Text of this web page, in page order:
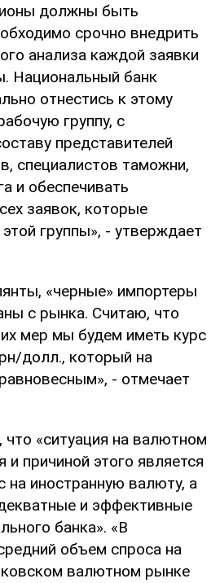
должны быть
срочно внедрить
анализа каждой заявки
Национальный банк
отнестись к этому
группу, с
представителей
специалистов таможни,
и обеспечивать
заявок, которые
группы», - утверждает
«черные» импортеры
с рынка. Считаю, что
мер мы будем иметь курс
долл., который на
- отмечает
«ситуация на валютном
и причиной этого является
на иностранную валюту, а
и эффективные
банка». «В
объем спроса на
валютном рынке